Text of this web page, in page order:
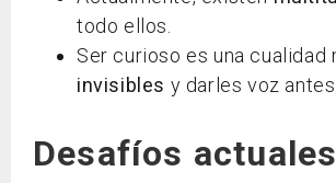
todo ellos.
Ser curioso es una cualidad
invisibles y darles voz
Desafíos